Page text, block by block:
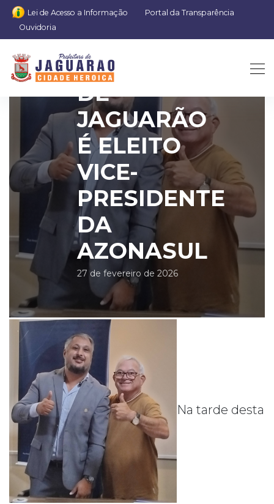
Lei de Acesso a Informação
Portal da Transparência
Ouvidoria
PREFEITO
DE
JAGUARÃO
É ELEITO
VICE-
PRESIDENTE
DA
AZONASUL
27 de fevereiro de 2026
Na tarde desta